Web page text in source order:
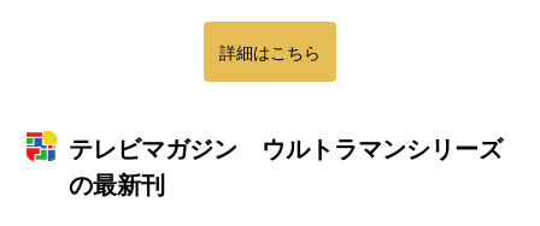
詳細はこちら
テレビマガジン ウルトラマンシリーズ
の最新刊